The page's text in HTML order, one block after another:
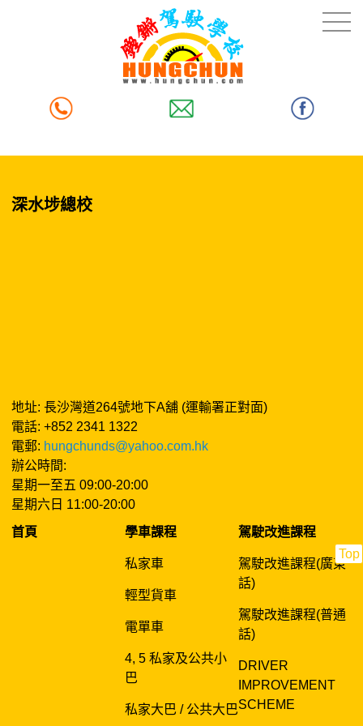
深水埗總校
地址: 長沙灣道264號地下A舖 (運輸署正對面)
電話: +852 2341 1322
電郵: hungchunds@yahoo.com.hk
辦公時間:
星期一至五 09:00-20:00
星期六日 11:00-20:00
首頁
學車課程
私家車
輕型貨車
電單車
4, 5 私家及公共小
巴
私家大巴 / 公共大巴
駕駛改進課程
駕駛改進課程(廣東
話)
駕駛改進課程(普通
話)
DRIVER
IMPROVEMENT
SCHEME
Top